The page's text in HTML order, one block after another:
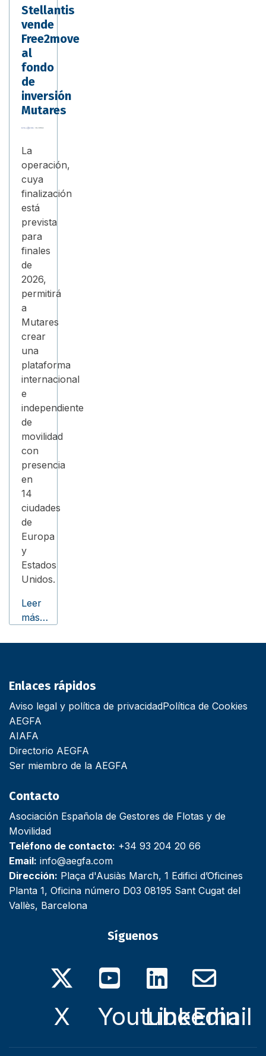
Stellantis
vende
Free2move
al
fondo
de
inversión
Mutares
La
operación,
cuya
finalización
está
prevista
para
finales
de
2026,
permitirá
a
Mutares
crear
una
plataforma
internacional
e
independiente
de
movilidad
con
presencia
en
14
ciudades
de
Europa
y
Estados
Unidos.
Leer
más…
Enlaces rápidos
Aviso legal y política de privacidadPolítica de Cookies
AEGFA
AIAFA
Directorio AEGFA
Ser miembro de la AEGFA
Contacto
Asociación Española de Gestores de Flotas y de
Movilidad
Teléfono de contacto: +34 93 204 20 66
Email: info@aegfa.com
Dirección: Plaça d'Ausiàs March, 1 Edifici d’Oficines
Planta 1, Oficina número D03 08195 Sant Cugat del
Vallès, Barcelona
Síguenos
X YoutubeLinkedin
Email